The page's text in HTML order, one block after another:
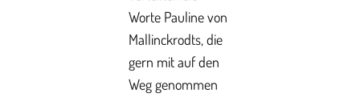
Worte Pauline von
Mallinckrodts, die
gern mit auf den
Weg genommen